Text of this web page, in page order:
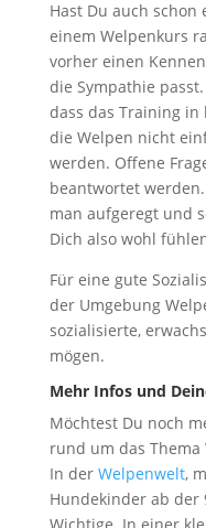
Hast Du auch
einem Welpenkurs
vorher einen
die Sympathie
dass das Training
die Welpen nicht
werden. Offene
beantwortet
man aufgeregt und
Dich also wohl
Für eine gute
der Umgebung
sozialisierte,
mögen.
Mehr Infos und
Möchtest Du noch
rund um das Thema
In der Welpenwelt,
Hundekinder ab der